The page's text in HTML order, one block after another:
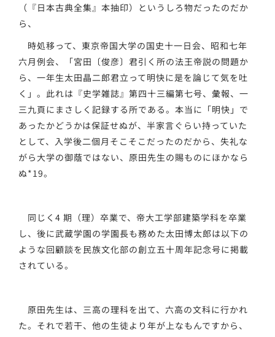
（『日本古典全集』本抽印）というしろ物だったのだか
ら、
時処移って、東京帝国大学の国史十一日会、昭和七年
六月例会、「宮田〔俊彦〕君引く所の法王帝説の問題か
ら、一年生太田晶二郎君立って明快に是を論じて気を吐
く」。此れは『史学雑誌』第四十三編第七号、彙報、一
三九頁にまさしく記録する所である。本当に「明快」で
あったかどうかは保証せぬが、半家言ぐらい持っていた
として、入学後二個月そこそこだったのだから、失礼な
がら大学の御蔭ではない、原田先生の賜ものにほかなら
ぬ*19。
同じく4 期（理）卒業で、帝大工学部建築学科を卒業
し、後に武蔵学園の学園長も務めた太田博太郎は以下の
ような回顧談を民族文化部の創立五十周年記念号に掲載
されている。
原田先生は、三高の理科を出て、六高の文科に行かれ
た。それで若干、他の生徒より年が上なもんですから、